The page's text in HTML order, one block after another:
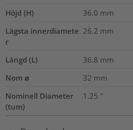
Höjd (H)
36.0 mm
Lägsta innerdiamete
r
26.2 mm
Längd (L) 36.8 mm
Nom ⌀
32 mm
Nominell Diameter
(tum)
1.25 "